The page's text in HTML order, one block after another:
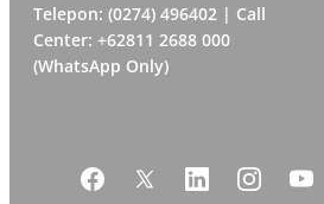
Telepon: (0274) 496402 | Call
Center: +62811 2688 000
(WhatsApp Only)